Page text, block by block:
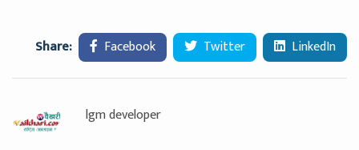
Share: Facebook Twitter LinkedIn
lgm developer